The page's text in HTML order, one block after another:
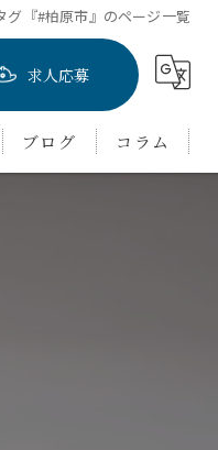
グ『#柏原市』のページ一覧
求人応募
ブログ コラム